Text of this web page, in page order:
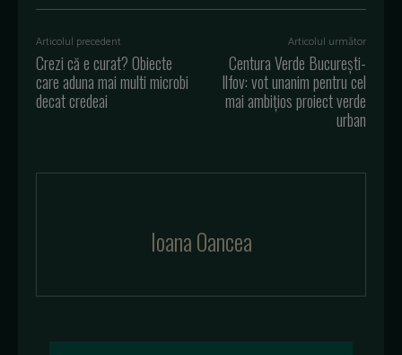
Articolul precedent
Crezi că e curat? Obiecte
care aduna mai multi microbi
decat credeai
Articolul următor
Centura Verde București-
Ilfov: vot unanim pentru cel
mai ambițios proiect verde
urban
Ioana Oancea